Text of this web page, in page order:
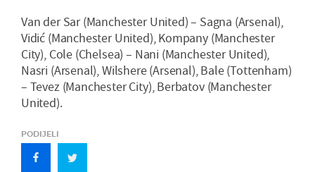
Van der Sar (Manchester United) – Sagna (Arsenal),
Vidić (Manchester United), Kompany (Manchester
City), Cole (Chelsea) – Nani (Manchester United),
Nasri (Arsenal), Wilshere (Arsenal), Bale (Tottenham)
– Tevez (Manchester City), Berbatov (Manchester
United).
PODIJELI